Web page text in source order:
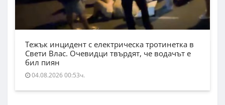
Тежък инцидент с електрическа тротинетка в
Свети Влас. Очевидци твърдят, че водачът е
бил пиян
04.08.2026 00:53ч.